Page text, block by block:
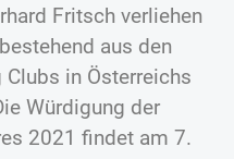
Fritsch verliehen
aus den
in Österreichs
Würdigung der
2021 findet am 7.